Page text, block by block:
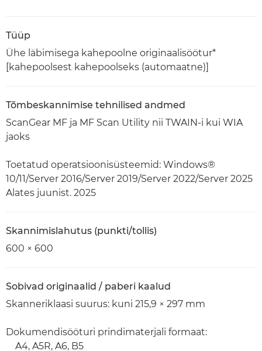
Tüüp
Ühe läbimisega kahepoolne originaalisöötur*
[kahepoolsest kahepoolseks (automaatne)]
Tõmbeskannimise tehnilised andmed
ScanGear MF ja MF Scan Utility nii TWAIN-i kui WIA
jaoks
Toetatud operatsioonisüsteemid: Windows®
10/11/Server 2016/Server 2019/Server 2022/Server 2025
Alates juunist. 2025
Skannimislahutus (punkti/tollis)
600 × 600
Sobivad originaalid / paberi kaalud
Skanneriklaasi suurus: kuni 215,9 × 297 mm
Dokumendisööturi prindimaterjali formaat:
A4, A5R, A6, B5